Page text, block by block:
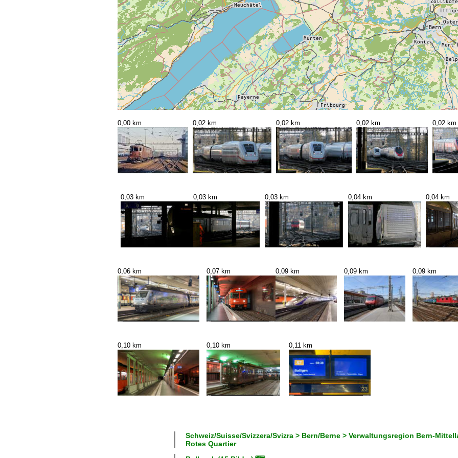
0,00 km 0,02 km 0,02 km 0,02 km 0,02 km
0,03 km 0,03 km 0,03 km 0,04 km 0,04 km
0,06 km 0,07 km 0,09 km 0,09 km 0,09 km
0,10 km 0,10 km 0,11 km
Schweiz/Suisse/Svizzera/Svizra > Bern/Berne > Verwaltungsregion Bern-
Rotes Quartier